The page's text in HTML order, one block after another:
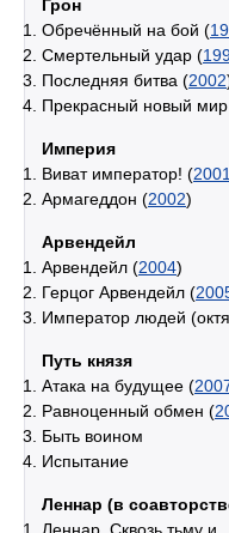
Грон
Обречённый на бой (
Смертельный удар (
Последняя битва (2002
Прекрасный новый
Империя
Виват император! (2001
Армагеддон (2002)
Арвендейл
Арвендейл (2004)
Герцог Арвендейл (
Император людей
Путь князя
Атака на будущее (
Равноценный обмен (
Быть воином
Испытание
Леннар (в
Леннар. Сквозь тьму